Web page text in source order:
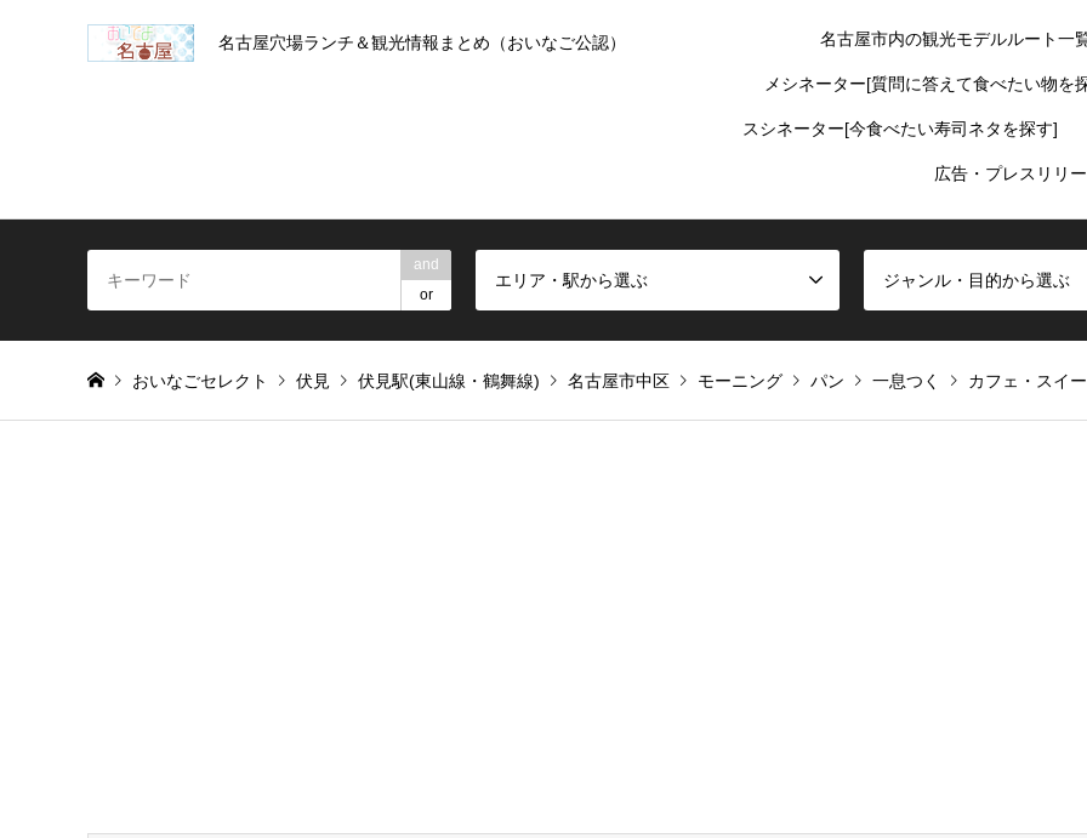
名古屋穴場ランチ＆観光情報まとめ（おいなご公認） 名古屋市内の観光モデルルート一
メシネーター[質問に答えて食べたい物を
スシネーター[今食べたい寿司ネタを探す]
広告・プレスリリ
and
or
エリア・駅から選ぶ ジャンル・目的から選ぶ
おいなごセレクト 伏見 伏見駅(東山線・鶴舞線) 名古屋市中区 モーニング パン 一息つく カフェ・スイ